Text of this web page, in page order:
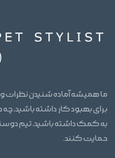
ما همیشه آماده شنیدن نظرات
برای بهبود کار داشته باشید،
به کمک داشته باشید، تیم
حمایت کنند.